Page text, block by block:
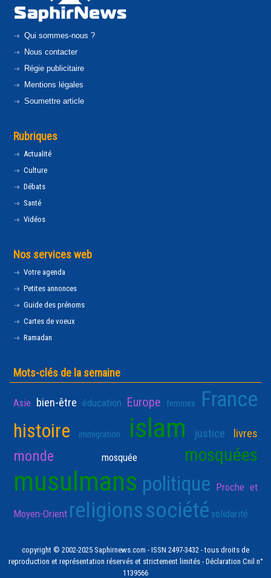
Qui sommes-nous ?
Nous contacter
Régie publicitaire
Mentions légales
Soumettre article
Rubriques
Actualité
Culture
Débats
Santé
Vidéos
Nos services web
Votre agenda
Petites annonces
Guide des prénoms
Cartes de voeux
Ramadan
Mots-clés de la semaine
Asie bien-être éducation Europe femmes France
histoire immigration islam justice livres
monde mosquée mosquées
musulmans politique Proche et
Moyen-Orient religionssociété solidarité
copyright © 2002-2025 Saphirnews.com - ISSN 2497-3432 - tous droits de
reproduction et représentation réservés et strictement limités - Déclaration Cnil n°
1139566